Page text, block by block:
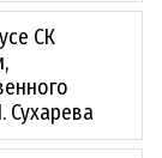
СК
Сухарева